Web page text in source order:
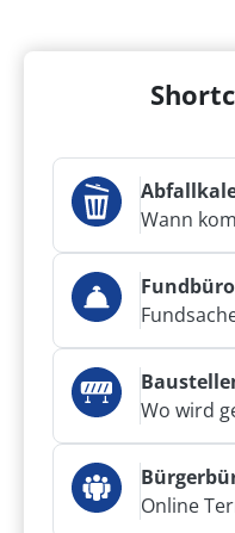
Wann
Fundbüro
Wo wird
Online